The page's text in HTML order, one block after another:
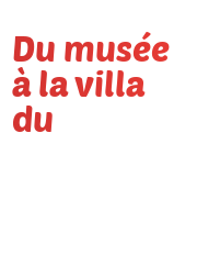
Du musée
à la villa
du